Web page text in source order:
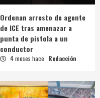
Ordenan arresto de agente
de ICE tras amenazar a
punta de pistola a un
conductor
4 meses hace Redacción